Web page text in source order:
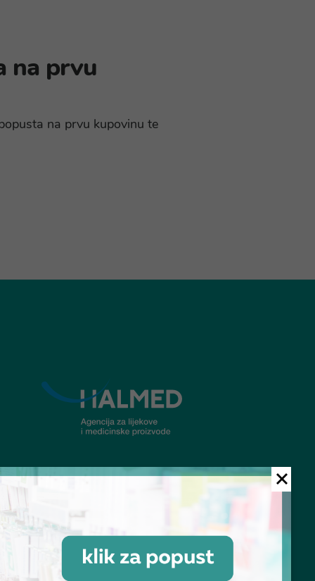
na prvu
na prvu kupovinu te
© Ljekarna Talan 2026